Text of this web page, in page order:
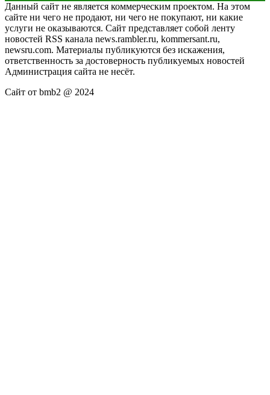
Данный сайт не является коммерческим проектом. На этом
сайте ни чего не продают, ни чего не покупают, ни какие
услуги не оказываются. Сайт представляет собой ленту
новостей RSS канала news.rambler.ru, kommersant.ru,
newsru.com. Материалы публикуются без искажения,
ответственность за достоверность публикуемых новостей
Администрация сайта не несёт.
Сайт от bmb2 @ 2024